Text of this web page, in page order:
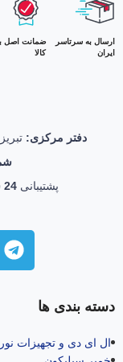
ارسال به سرتاسر
ایران
ضمانت اصل
کالا
دفتر مرکزی:
پشتیبانی24 ساعته
دسته بندی ها
ال‌ ای‌ دی و تجهیزات